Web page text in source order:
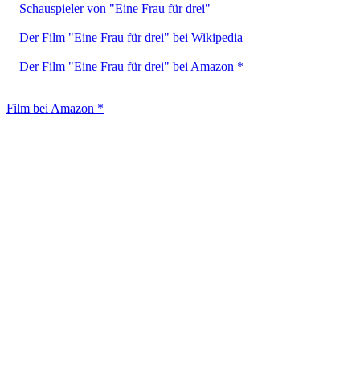
Schauspieler von "Eine Frau für drei"
Der Film "Eine Frau für drei" bei Wikipedia
Der Film "Eine Frau für drei" bei Amazon *
Film bei Amazon *